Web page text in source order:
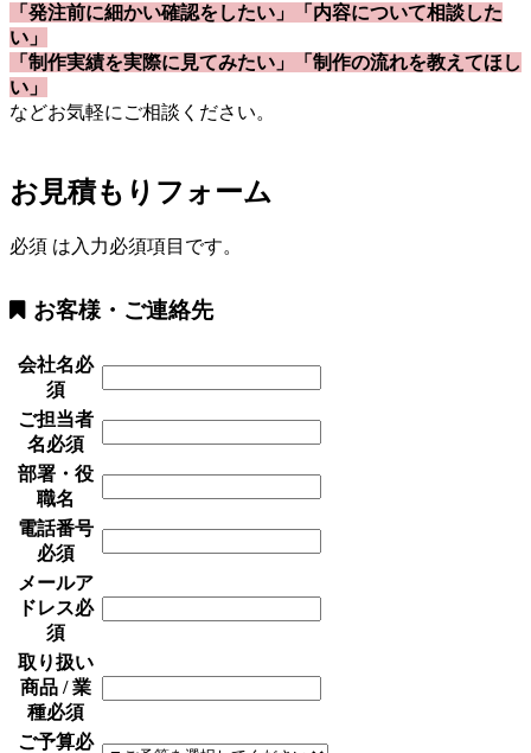
「発注前に細かい確認をしたい」「内容について相談した
い」
「制作実績を実際に見てみたい」「制作の流れを教えてほし
い」
などお気軽にご相談ください。
お見積もりフォーム
必須 は入力必須項目です。
お客様・ご連絡先
会社名必
須
ご担当者
名必須
部署・役
職名
電話番号
必須
メールア
ドレス必
須
取り扱い
商品 / 業
種必須
ご予算必